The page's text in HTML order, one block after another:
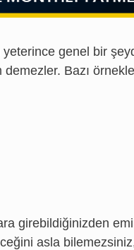
genel bir
Bazı
girebildiğinizden
asla